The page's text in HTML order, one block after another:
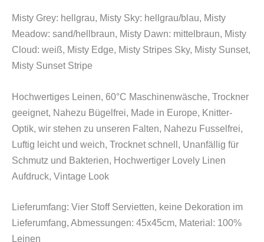
Misty Grey: hellgrau, Misty Sky: hellgrau/blau, Misty
Meadow: sand/hellbraun, Misty Dawn: mittelbraun, Misty
Cloud: weiß, Misty Edge, Misty Stripes Sky, Misty Sunset,
Misty Sunset Stripe
Hochwertiges Leinen, 60°C Maschinenwäsche, Trockner
geeignet, Nahezu Bügelfrei, Made in Europe, Knitter-
Optik, wir stehen zu unseren Falten, Nahezu Fusselfrei,
Luftig leicht und weich, Trocknet schnell, Unanfällig für
Schmutz und Bakterien, Hochwertiger Lovely Linen
Aufdruck, Vintage Look
Lieferumfang: Vier Stoff Servietten, keine Dekoration im
Lieferumfang, Abmessungen: 45x45cm, Material: 100%
Leinen